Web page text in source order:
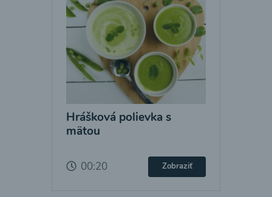
Hrášková polievka s
mätou
00:20 Zobraziť